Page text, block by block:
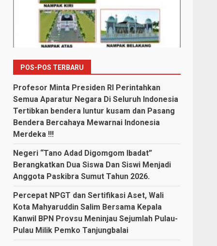
POS-POS TERBARU
Profesor Minta Presiden RI Perintahkan
Semua Aparatur Negara Di Seluruh Indonesia
Tertibkan bendera luntur kusam dan Pasang
Bendera Bercahaya Mewarnai Indonesia
Merdeka !!!
Negeri “Tano Adad Digomgom Ibadat”
Berangkatkan Dua Siswa Dan Siswi Menjadi
Anggota Paskibra Sumut Tahun 2026.
Percepat NPGT dan Sertifikasi Aset, Wali
Kota Mahyaruddin Salim Bersama Kepala
Kanwil BPN Provsu Meninjau Sejumlah Pulau-
Pulau Milik Pemko Tanjungbalai